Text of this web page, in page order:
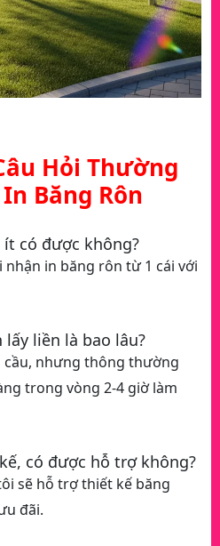
Hỏi Thường
Băng Rôn
có được không?
nhận in băng rôn từ 1 cái với
liền là bao lâu?
cầu, nhưng thông thường
trong vòng 2-4 giờ làm
có được hỗ trợ không?
sẽ hỗ trợ thiết kế băng
đãi.